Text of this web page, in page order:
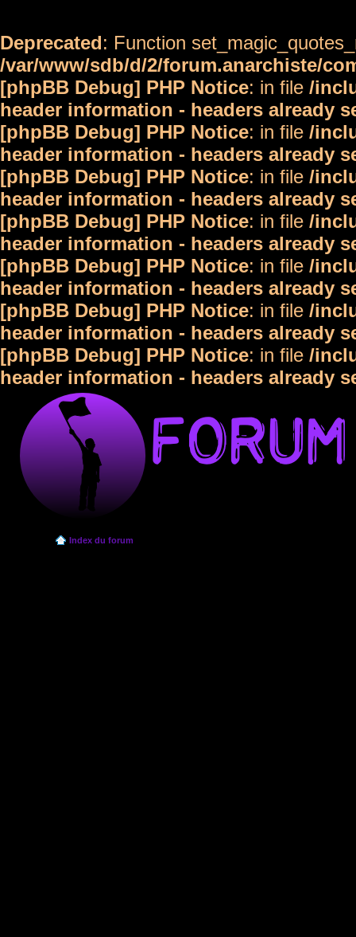
Deprecated: Function
/var/www/sdb/d/2/forum.anarchiste/
[phpBB Debug] PHP Notice: in file /
header information - headers already
[phpBB Debug] PHP Notice: in file /
header information - headers already
[phpBB Debug] PHP Notice: in file /
header information - headers already
[phpBB Debug] PHP Notice: in file /
header information - headers already
[phpBB Debug] PHP Notice: in file /
header information - headers already
[phpBB Debug] PHP Notice: in file /
header information - headers already
[phpBB Debug] PHP Notice: in file /
header information - headers already
Index du forum